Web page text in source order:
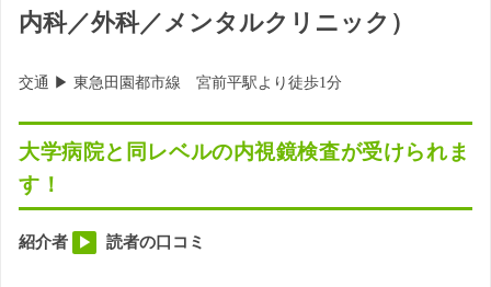
内科／外科／メンタルクリニック）
交通 ▶︎ 東急田園都市線 宮前平駅より徒歩1分
大学病院と同レベルの内視鏡検査が受けられま
す！
紹介者 ▶︎ 読者の口コミ